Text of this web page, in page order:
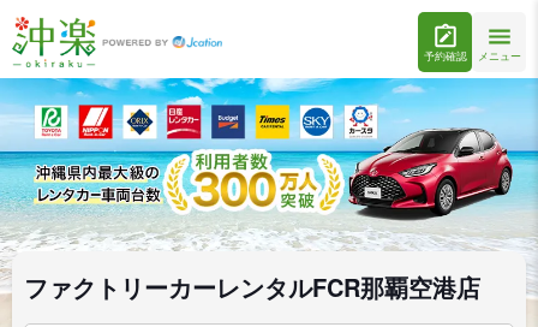
予約確認 メニュー
ファクトリーカーレンタルFCR那覇空港店